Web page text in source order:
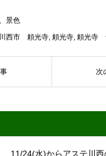
景色
川西市 頼光寺, 頼光寺, 頼光寺
11/24(水)からアステ川